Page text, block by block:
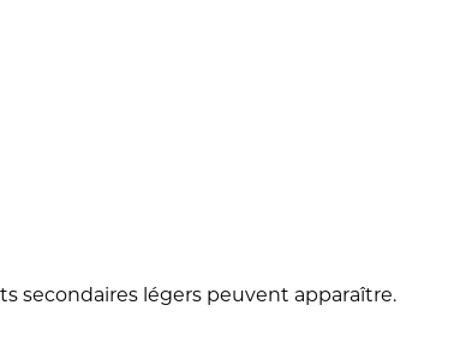
secondaires légers peuvent apparaître.